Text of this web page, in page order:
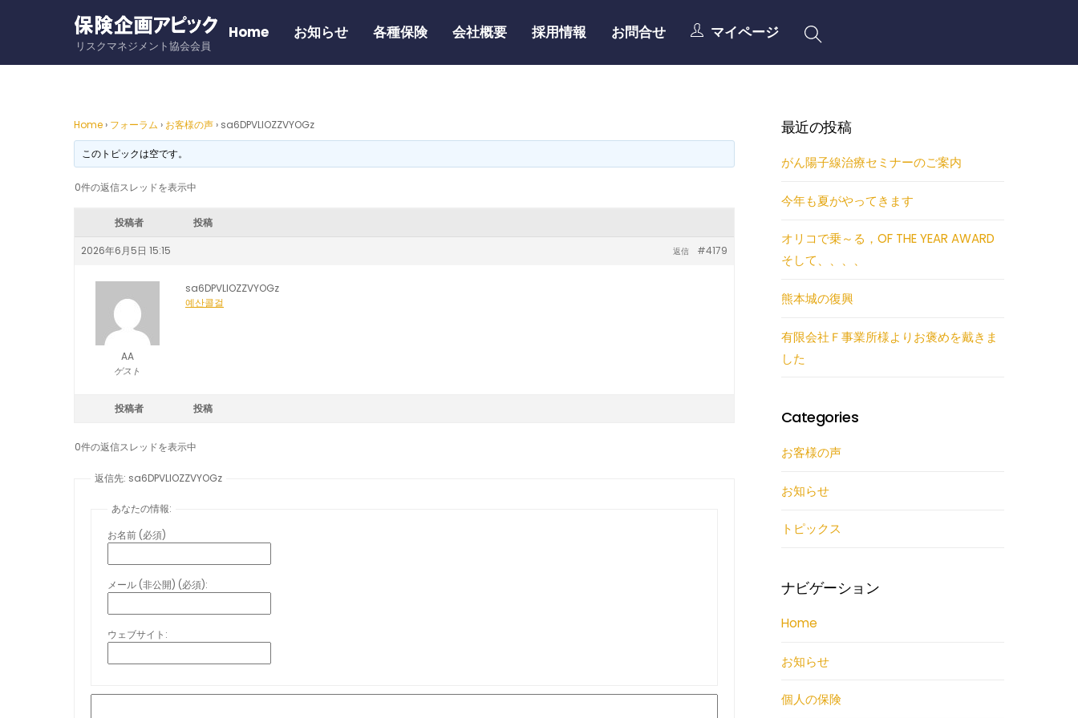
リスクマネジメント協会会員
Home お知らせ 各種保険 会社概要 採用情報 お問合せ マイページ
Home › フォーラム › お客様の声 › sa6DPVLlOZZVYOGz
このトピックは空です。
0件の返信スレッドを表示中
投稿者 投稿
2026年6月5日 15:15 #4179
返信
AA
ゲスト
sa6DPVLlOZZVYOGz
예산콜걸
投稿者 投稿
0件の返信スレッドを表示中
返信先: sa6DPVLlOZZVYOGz
あなたの情報:
お名前 (必須)
メール (非公開) (必須):
ウェブサイト:
最近の投稿
がん陽子線治療セミナーのご案内
今年も夏がやってきます
オリコで乗～る，OF THE YEAR AWARD
そして、、、、
熊本城の復興
有限会社Ｆ事業所様よりお褒めを戴きま
した
Categories
お客様の声
お知らせ
トピックス
ナビゲーション
Home
お知らせ
個人の保険